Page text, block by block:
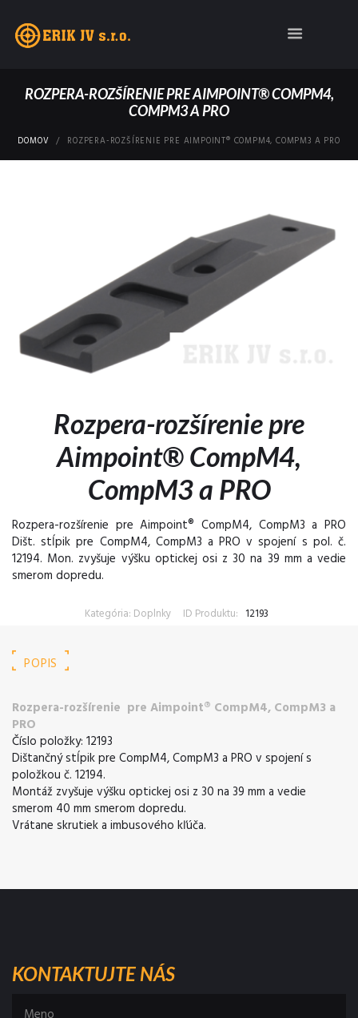
ROZPERA-ROZŠÍRENIE PRE AIMPOINT® COMPM4,
COMPM3 A PRO
DOMOV ROZPERA-ROZŠÍRENIE PRE AIMPOINT® COMPM4, COMPM3 A PRO
Rozpera-rozšírenie pre
Aimpoint® CompM4,
CompM3 a PRO
Rozpera-rozšírenie pre Aimpoint® CompM4, CompM3 a PRO
Dišt. stĺpik pre CompM4, CompM3 a PRO v spojení s pol. č.
12194. Mon. zvyšuje výšku optickej osi z 30 na 39 mm a vedie
smerom dopredu.
Kategória: Doplnky ID Produktu: 12193
POPIS
Rozpera-rozšírenie pre Aimpoint® CompM4, CompM3 a
PRO
Číslo položky: 12193
Dištančný stĺpik pre CompM4, CompM3 a PRO v spojení s
položkou č. 12194.
Montáž zvyšuje výšku optickej osi z 30 na 39 mm a vedie
smerom 40 mm smerom dopredu.
Vrátane skrutiek a imbusového kľúča.
KONTAKTUJTE NÁS